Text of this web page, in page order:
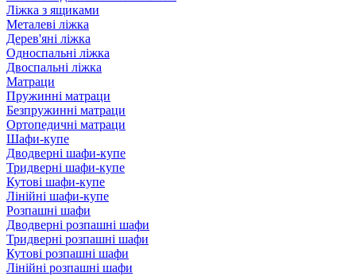
Ліжка з ящиками
Металеві ліжка
Дерев'яні ліжка
Односпальні ліжка
Двоспальні ліжка
Матраци
Пружинні матраци
Безпружинні матраци
Ортопедичні матраци
Шафи-купе
Дводверні шафи-купе
Тридверні шафи-купе
Кутові шафи-купе
Лінійні шафи-купе
Розпашні шафи
Дводверні розпашні шафи
Тридверні розпашні шафи
Кутові розпашні шафи
Лінійні розпашні шафи